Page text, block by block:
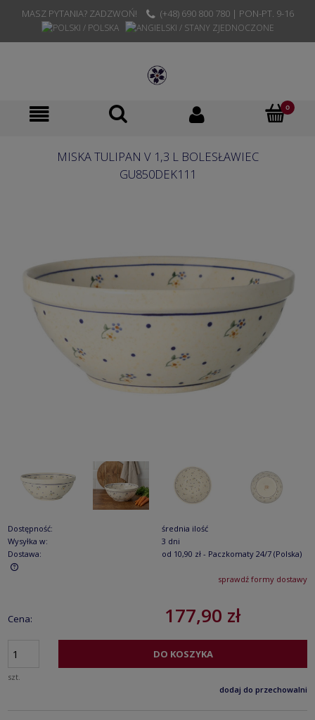
MASZ PYTANIA? ZADZWOŃ! (+48) 690 800 780 | PON-PT. 9-16
MISKA TULIPAN V 1,3 L BOLESŁAWIEC
GU850DEK111
Dostępność:
średnia ilość
Wysyłka w:
3 dni
Dostawa:
od 10,90 zł - Paczkomaty 24/7 (Polska)
Cena nie zawiera ewentualnych kosztów płatnościsprawdź formy dostawy
Cena: 177,90 zł
szt.
DO KOSZYKA
dodaj do przechowalni